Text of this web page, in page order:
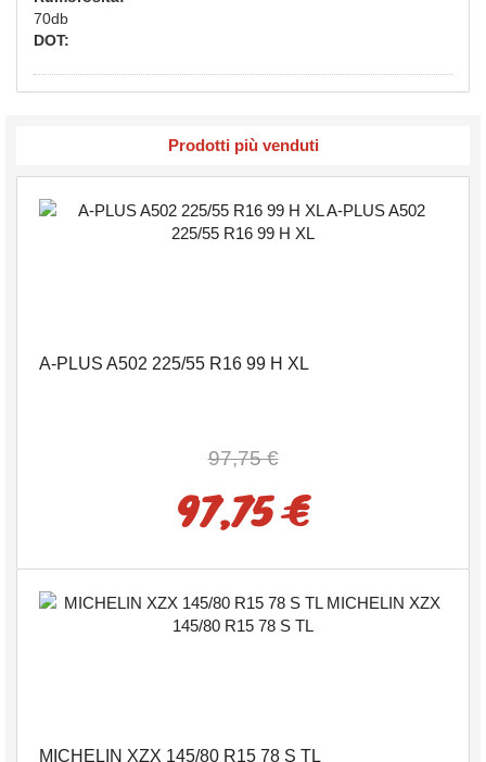
70db
DOT:
Prodotti più venduti
A-PLUS A502 225/55 R16 99 H XL
97,75 €
97,75 €
MICHELIN XZX 145/80 R15 78 S TL